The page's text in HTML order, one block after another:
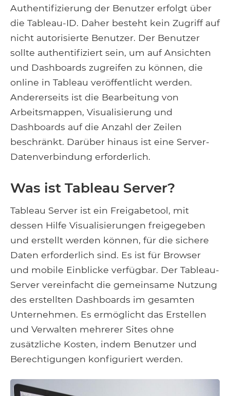
Authentifizierung der Benutzer erfolgt über
die Tableau-ID. Daher besteht kein Zugriff auf
nicht autorisierte Benutzer. Der Benutzer
sollte authentifiziert sein, um auf Ansichten
und Dashboards zugreifen zu können, die
online in Tableau veröffentlicht werden.
Andererseits ist die Bearbeitung von
Arbeitsmappen, Visualisierung und
Dashboards auf die Anzahl der Zeilen
beschränkt. Darüber hinaus ist eine Server-
Datenverbindung erforderlich.
Was ist Tableau Server?
Tableau Server ist ein Freigabetool, mit
dessen Hilfe Visualisierungen freigegeben
und erstellt werden können, für die sichere
Daten erforderlich sind. Es ist für Browser
und mobile Einblicke verfügbar. Der Tableau-
Server vereinfacht die gemeinsame Nutzung
des erstellten Dashboards im gesamten
Unternehmen. Es ermöglicht das Erstellen
und Verwalten mehrerer Sites ohne
zusätzliche Kosten, indem Benutzer und
Berechtigungen konfiguriert werden.